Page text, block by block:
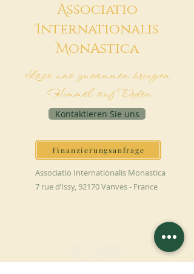
Associatio
Internationalis
MonAstica
Lass uns zusammen bringen
Himmel auf Erden
Kontaktieren Sie uns
Finanzierungsanfrage
Associatio Internationalis Monastica
7 rue d’Issy, 92170 Vanves - France